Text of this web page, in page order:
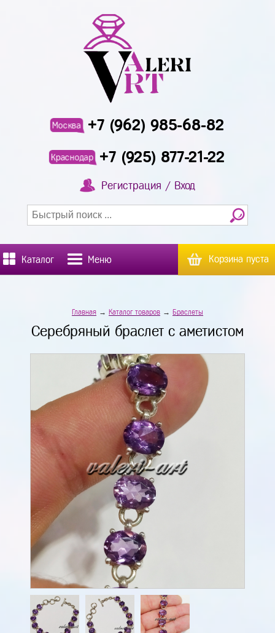
Москва +7 (962) 985-68-82
Краснодар +7 (925) 877-21-22
Регистрация / Вход
Каталог Меню Корзина пуста
Главная → Каталог товаров → Браслеты
Серебряный браслет с аметистом